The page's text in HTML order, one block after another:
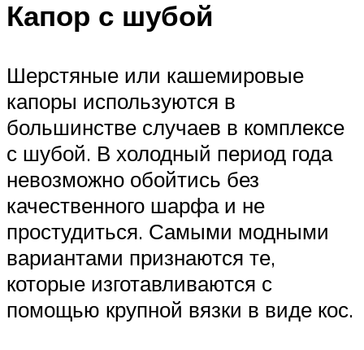
Капор с шубой
Шерстяные или кашемировые
капоры используются в
большинстве случаев в комплексе
с шубой. В холодный период года
невозможно обойтись без
качественного шарфа и не
простудиться. Самыми модными
вариантами признаются те,
которые изготавливаются с
помощью крупной вязки в виде кос.